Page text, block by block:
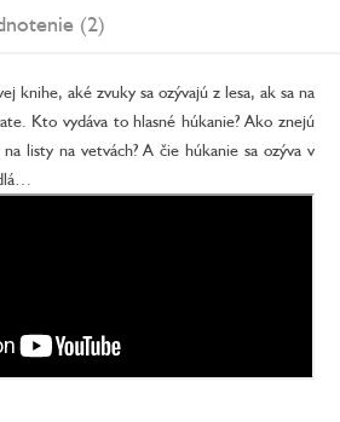
(2)
knihe, aké zvuky sa ozývajú z lesa, ak sa na
Kto vydáva to hlasné húkanie? Ako znejú
listy na vetvách? A čie húkanie sa ozýva v